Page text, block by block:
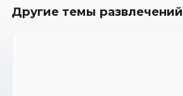
Другие темы развлечений